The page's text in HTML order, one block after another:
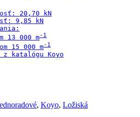
20,70 kN
9,85 kN
13 000 m
15 000 m
katalógu Koyo
, Koyo, Ložiská